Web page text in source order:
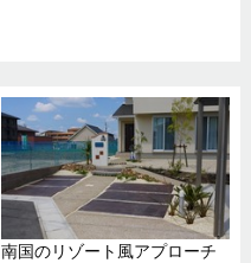
南国のリゾート風アプローチ